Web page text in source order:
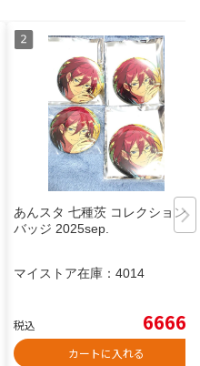
あんスタ 七種茨 コレクション缶
バッジ 2025sep.
マイストア在庫： 4014
税込 6666
カートに入れる